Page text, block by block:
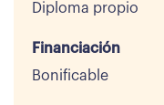
Diploma propio
Financiación
Bonificable